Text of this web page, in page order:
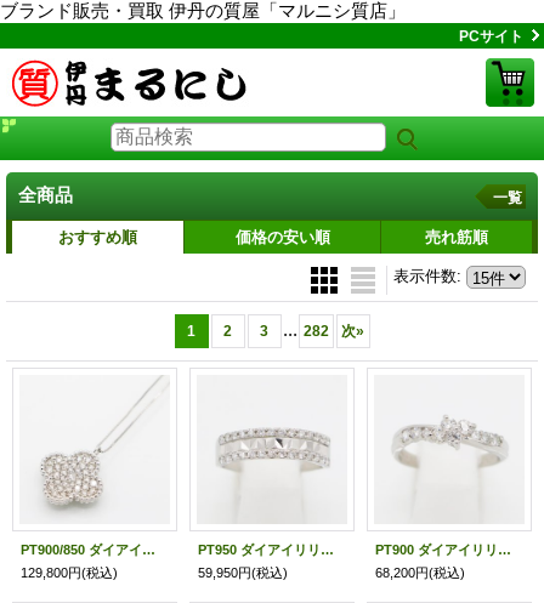
ブランド販売・買取 伊丹の質屋「マルニシ質店」
PCサイト
全商品 一覧
おすすめ順 価格の安い順 売れ筋順
表示件数:
1 2 3 ... 282 次»
PT900/850 ダイアイリペンダントネックレス 1.00ct 5.20g
129,800円(税込)
PT950 ダイアイリリング 0.30ct 3.40g
59,950円(税込)
PT900 ダイアイリリング 0.50ct 3.20g
68,200円(税込)